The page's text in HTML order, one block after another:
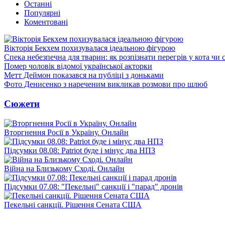
Останні
Популярні
Коментовані
Вікторія Бекхем похизувалася ідеальною фігурою
Спека небезпечна для тварин: як розпізнати перегрів у кота чи
Помер чоловік відомої української акторки
Метт Деймон показався на публіці з доньками
Фото Денисенко з нареченим викликав розмови про шлюб
Сюжети
Вторгнення Росії в Україну. Онлайн
Підсумки 08.08: Patriot буде і мінус два НПЗ
Війна на Близькому Сході. Онлайн
Підсумки 07.08: "Пекельні" санкції і "парад" дронів
Пекельні санкції. Рішення Сената США